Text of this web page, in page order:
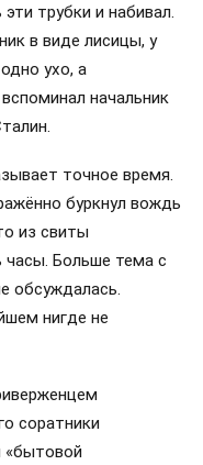
трубки и набивал.
в виде лисицы, у
ухо, а
начальник
точное время.
буркнул вождь
из свиты
часы. Больше тема с
обсуждалась.
нигде не
соратники
«бытовой